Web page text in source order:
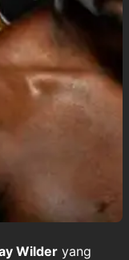
Wilder yang